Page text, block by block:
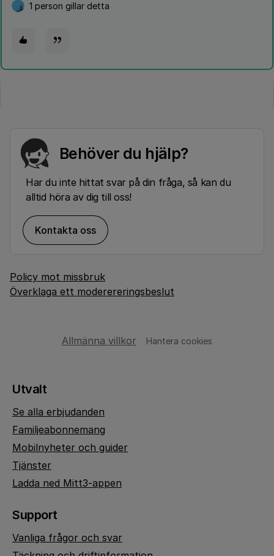
1 person gillar detta
Behöver du hjälp?
Har du inte hittat svar på din fråga, så kan du
alltid höra av dig till oss!
Kontakta oss
Policy mot missbruk
Överklaga ett moderereringsbeslut
Allmänna villkor Hantera cookies
Utvalt
Se alla erbjudanden
Familjeabonnemang
Mobilnyheter och guider
Tjänster
Ladda ned Mitt3-appen
Support
Vanliga frågor och svar